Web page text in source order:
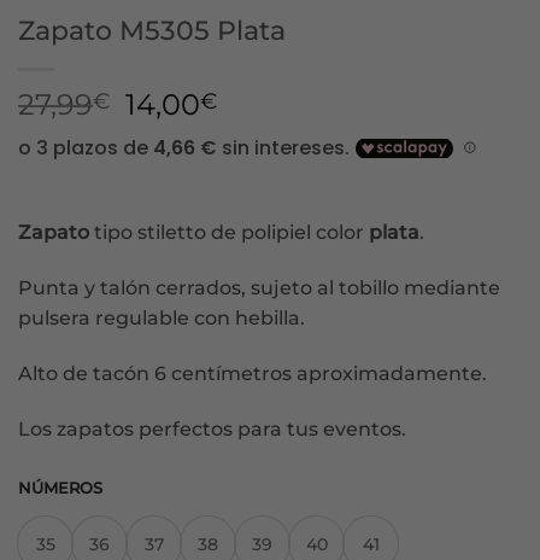
Zapato M5305 Plata
27,99€
El
precio
original
27,99€.
14,00€El
precio
actual
14,00€.
Zapato tipo stiletto de polipiel color plata.
Punta y talón cerrados, sujeto al tobillo mediante
pulsera regulable con hebilla.
Alto de tacón 6 centímetros aproximadamente.
Los zapatos perfectos para tus eventos.
NÚMEROS
35 36 37 38 39 40 41